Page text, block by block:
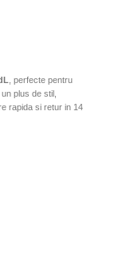
, perfecte pentru
plus de stil,
rapida si retur in 14